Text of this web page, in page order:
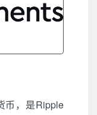
币，是Ripple